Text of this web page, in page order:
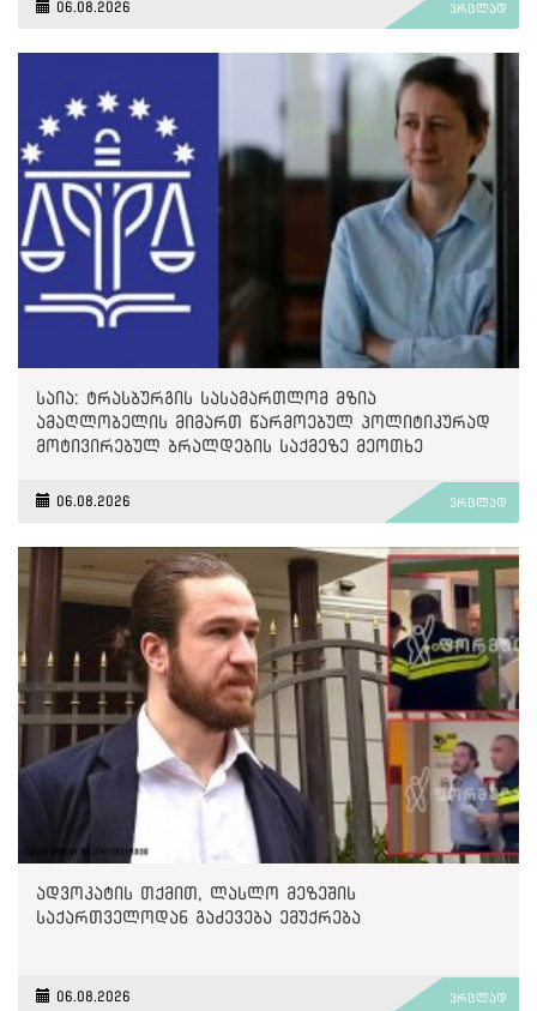
06.08.2026 ვრცლად
საია: ტრასბურგის სასამართლომ მზია
ამაღლობელის მიმართ წარმოებულ პოლიტიკურად
მოტივირებულ ბრალდების საქმეზე მეოთხე
06.08.2026 ვრცლად
ადვოკატის თქმით, ლასლო მეზეშის
საქართველოდან გაძევება ემუქრება
06.08.2026 ვრცლად